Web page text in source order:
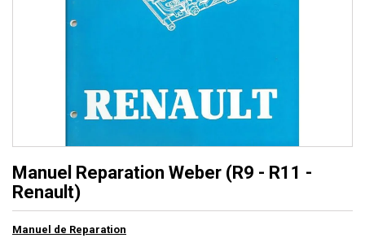
Manuel Reparation Weber (R9 - R11 -
Renault)
Manuel de Reparation